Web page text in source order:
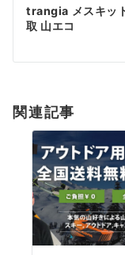
ゲ
シ
ン
trangia メスキッ
取 山エコ
関連記事